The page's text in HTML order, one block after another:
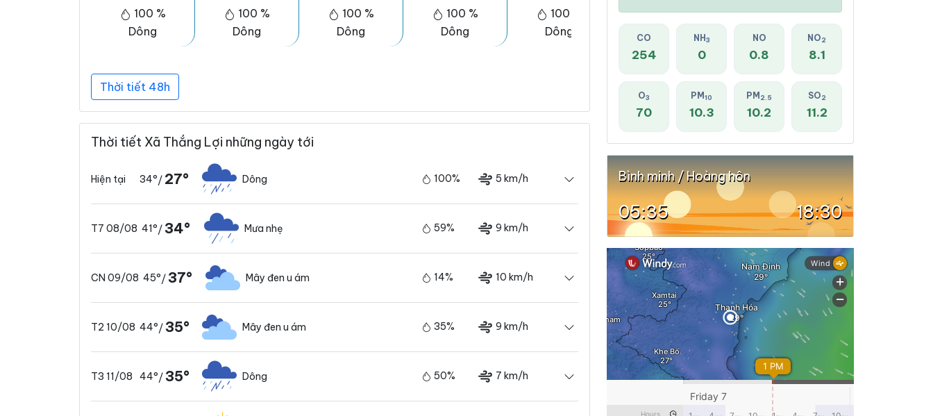
100 %
Dông
100 %
Dông
100 %
Dông
100 %
Dông
100 %
Dông
100 %
Dông
97 %
Mưa nhẹ
Thời tiết 48h
Thời tiết Xã Thắng Lợi những ngày tới
Hiện tại 34°/ 27° Dông 100% 5 km/h
T7 08/08 41°/34° Mưa nhẹ 59% 9 km/h
CN 09/08 45°/37° Mây đen u ám 14% 10 km/h
T2 10/08 44°/35° Mây đen u ám 35% 9 km/h
T3 11/08 44°/35° Dông 50% 7 km/h
CO
254
NH 3
0
NO
0.8
NO2
8.1
O3
70
PM 10
10.3
PM 2.5
10.2
SO2
11.2
Bình minh / Hoàng hôn
05:35 18:30